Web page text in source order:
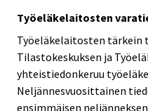
Työeläkelaitosten
Työeläkelaitosten tärkein
Tilastokeskuksen ja
yhteistiedonkeruu
Neljännesvuosittainen
ensimmäisen